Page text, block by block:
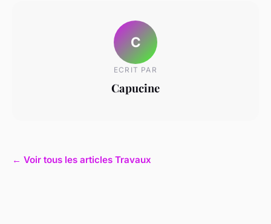
C
ECRIT PAR
Capucine
← Voir tous les articles Travaux